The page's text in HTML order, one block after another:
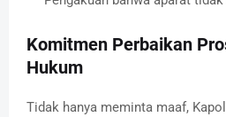
Komitmen Perbaikan
Hukum
Tidak hanya meminta maaf,